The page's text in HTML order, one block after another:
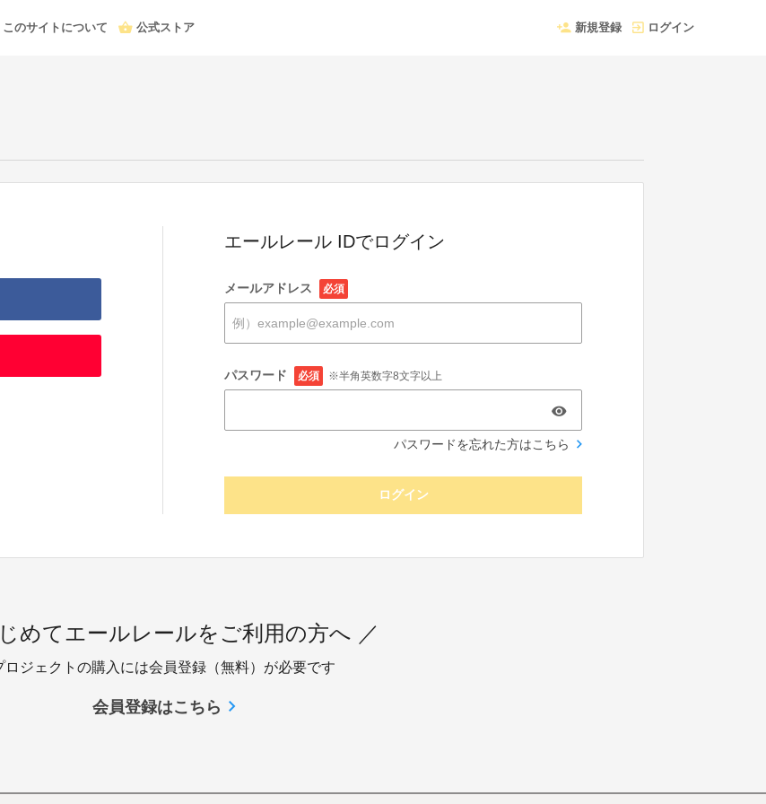
このサイトについて 公式ストア 新規登録 ログイン
エールレール IDでログイン
メールアドレス 必須
パスワード 必須 ※半角英数字8文字以上
パスワードを忘れた方はこちら
ログイン
めてエールレールをご利用の方へ ／
ロジェクトの購入には会員登録（無料）が必要です
会員登録はこちら